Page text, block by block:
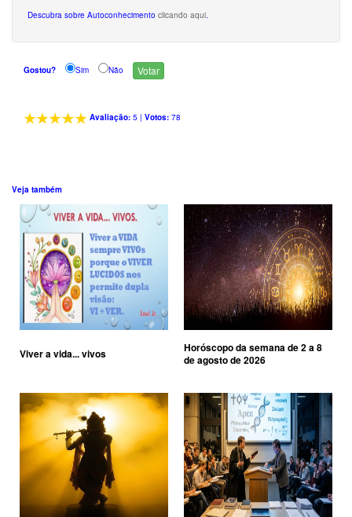
Descubra sobre Autoconhecimento clicando aqui.
Gostou? Sim Não
Avaliação:5 | Votos:78
Veja também
Viver a vida... vivos
Horóscopo da semana de 2 a 8
de agosto de 2026